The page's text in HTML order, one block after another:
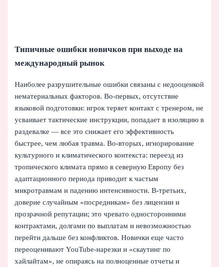
Типичные ошибки новичков при выходе на
международный рынок
Наиболее разрушительные ошибки связаны с недооценкой
нематериальных факторов. Во‑первых, отсутствие
языковой подготовки: игрок теряет контакт с тренером, не
усваивает тактические инструкции, попадает в изоляцию в
раздевалке — все это снижает его эффективность
быстрее, чем любая травма. Во‑вторых, игнорирование
культурного и климатического контекста: переезд из
тропического климата прямо в северную Европу без
адаптационного периода приводит к частым
микротравмам и падению интенсивности. В‑третьих,
доверие случайным «посредникам» без лицензии и
прозрачной репутации; это чревато односторонними
контрактами, долгами по выплатам и невозможностью
перейти дальше без конфликтов. Новички еще часто
переоценивают YouTube‑нарезки и «скаутинг по
хайлайтам», не опираясь на полноценные отчеты и